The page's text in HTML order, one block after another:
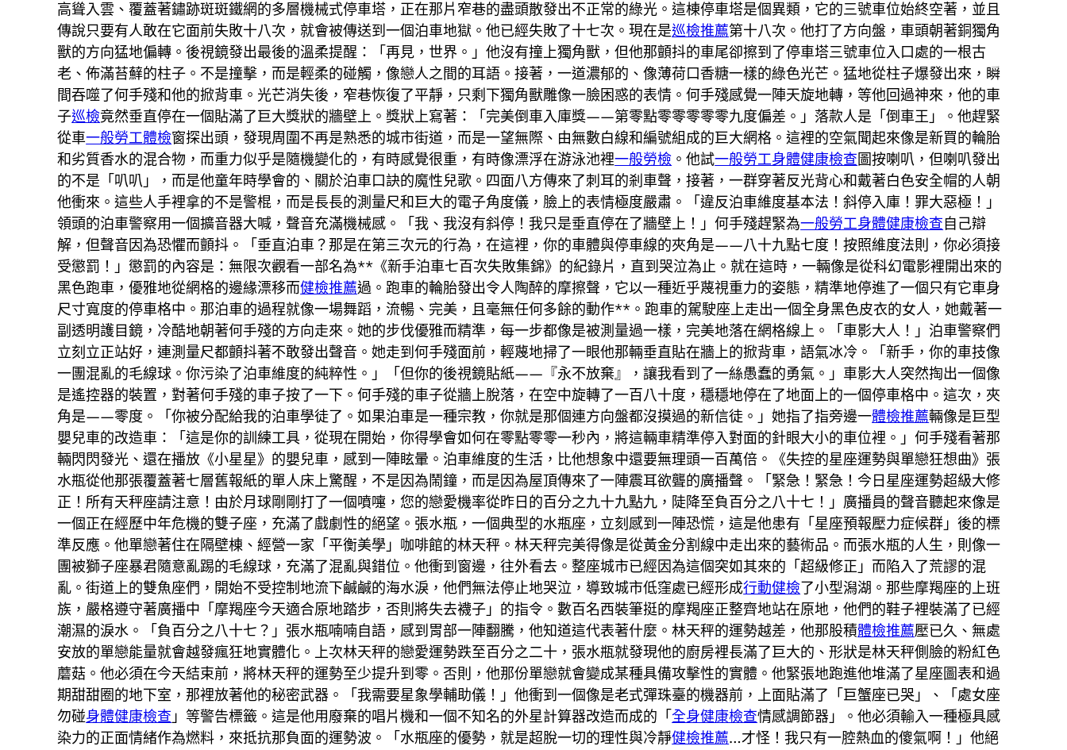
高聳入雲、覆蓋著鏽跡斑斑鐵網的多層機械式停車塔，正在那片窄巷的盡頭散發出不正常的綠光。這棟停車塔是個異類，它的三號車位始終空著，並且
傳說只要有人敢在它面前失敗十八次，就會被傳送到一個泊車地獄。他已經失敗了十七次。現在是巡檢推薦第十八次。他打了方向盤，車頭朝著銅獨角
獸的方向猛地偏轉。後視鏡發出最後的溫柔提醒：「再見，世界。」他沒有撞上獨角獸，但他那顫抖的車尾卻擦到了停車塔三號車位入口處的一根古
老、佈滿苔蘚的柱子。不是撞擊，而是輕柔的碰觸，像戀人之間的耳語。接著，一道濃郁的、像薄荷口香糖一樣的綠色光芒。猛地從柱子爆發出來，瞬
間吞噬了何手殘和他的掀背車。光芒消失後，窄巷恢復了平靜，只剩下獨角獸雕像一臉困惑的表情。何手殘感覺一陣天旋地轉，等他回過神來，他的車
子巡檢竟然垂直停在一個貼滿了巨大獎狀的牆壁上。獎狀上寫著：「完美倒車入庫獎——第零點零零零零零九度偏差。」落款人是「倒車王」。他趕緊
從車一般勞工體檢窗探出頭，發現周圍不再是熟悉的城市街道，而是一望無際、由無數白線和編號組成的巨大網格。這裡的空氣聞起來像是新買的輪胎
和劣質香水的混合物，而重力似乎是隨機變化的，有時感覺很重，有時像漂浮在游泳池裡一般勞檢 。他試一般勞工身體健康檢查圖按喇叭，但喇叭發出
的不是「叭叭」，而是他童年時學會的、關於泊車口訣的魔性兒歌。四面八方傳來了刺耳的剎車聲，接著，一群穿著反光背心和戴著白色安全帽的人朝
他衝來。這些人手裡拿的不是警棍，而是長長的測量尺和巨大的電子角度儀，臉上的表情極度嚴肅。「違反泊車維度基本法！斜停入庫！罪大惡極！」
領頭的泊車警察用一個擴音器大喊，聲音充滿機械感。「我、我沒有斜停！我只是垂直停在了牆壁上！」何手殘趕緊為一般勞工身體健康檢查自己辯
解，但聲音因為恐懼而顫抖。「垂直泊車？那是在第三次元的行為，在這裡，你的車體與停車線的夾角是——八十九點七度！按照維度法則，你必須接
受懲罰！」懲罰的內容是：無限次觀看一部名為**《新手泊車七百次失敗集錦》的紀錄片，直到哭泣為止。就在這時，一輛像是從科幻電影裡開出來的
黑色跑車，優雅地從網格的邊緣漂移而健檢推薦過。跑車的輪胎發出令人陶醉的摩擦聲，它以一種近乎蔑視重力的姿態，精準地停進了一個只有它車身
尺寸寬度的停車格中。那泊車的過程就像一場舞蹈，流暢、完美，且毫無任何多餘的動作**。跑車的駕駛座上走出一個全身黑色皮衣的女人，她戴著一
副透明護目鏡，冷酷地朝著何手殘的方向走來。她的步伐優雅而精準，每一步都像是被測量過一樣，完美地落在網格線上。「車影大人！」泊車警察們
立刻立正站好，連測量尺都顫抖著不敢發出聲音。她走到何手殘面前，輕蔑地掃了一眼他那輛垂直貼在牆上的掀背車，語氣冰冷。「新手，你的車技像
一團混亂的毛線球。你污染了泊車維度的純粹性。」「但你的後視鏡貼紙——『永不放棄』，讓我看到了一絲愚蠢的勇氣。」車影大人突然掏出一個像
是遙控器的裝置，對著何手殘的車子按了一下。何手殘的車子從牆上脫落，在空中旋轉了一百八十度，穩穩地停在了地面上的一個停車格中。這次，夾
角是——零度。「你被分配給我的泊車學徒了。如果泊車是一種宗教，你就是那個連方向盤都沒摸過的新信徒。」她指了指旁邊一體檢推薦輛像是巨型
嬰兒車的改造車：「這是你的訓練工具，從現在開始，你得學會如何在零點零零一秒內，將這輛車精準停入對面的針眼大小的車位裡。」何手殘看著那
輛閃閃發光、還在播放《小星星》的嬰兒車，感到一陣眩暈。泊車維度的生活，比他想象中還要無理頭一百萬倍。《失控的星座運勢與單戀狂想曲》張
水瓶從他那張覆蓋著七層舊報紙的單人床上驚醒，不是因為鬧鐘，而是因為屋頂傳來了一陣震耳欲聾的廣播聲。「緊急！緊急！今日星座運勢超級大修
正！所有天秤座請注意！由於月球剛剛打了一個噴嚏，您的戀愛機率從昨日的百分之九十九點九，陡降至負百分之八十七！」廣播員的聲音聽起來像是
一個正在經歷中年危機的雙子座，充滿了戲劇性的絕望。張水瓶，一個典型的水瓶座，立刻感到一陣恐慌，這是他患有「星座預報壓力症候群」後的標
準反應。他單戀著住在隔壁棟、經營一家「平衡美學」咖啡館的林天秤。林天秤完美得像是從黃金分割線中走出來的藝術品。而張水瓶的人生，則像一
團被獅子座暴君隨意亂踢的毛線球，充滿了混亂與錯位。他衝到窗邊，往外看去。整座城市已經因為這個突如其來的「超級修正」而陷入了荒謬的混
亂。街道上的雙魚座們，開始不受控制地流下鹹鹹的海水淚，他們無法停止地哭泣，導致城市低窪處已經形成行動健檢了小型潟湖。那些摩羯座的上班
族，嚴格遵守著廣播中「摩羯座今天適合原地踏步，否則將失去襪子」的指令。數百名西裝筆挺的摩羯座正整齊地站在原地，他們的鞋子裡裝滿了已經
潮濕的淚水。「負百分之八十七？」張水瓶喃喃自語，感到胃部一陣翻騰，他知道這代表著什麼。林天秤的運勢越差，他那股積體檢推薦壓已久、無處
安放的單戀能量就會越發瘋狂地實體化。上次林天秤的戀愛運勢跌至百分之二十，張水瓶就發現他的廚房裡長滿了巨大的、形狀是林天秤側臉的粉紅色
蘑菇。他必須在今天結束前，將林天秤的運勢至少提升到零。否則，他那份單戀就會變成某種具備攻擊性的實體。他緊張地跑進他堆滿了星座圖表和過
期甜甜圈的地下室，那裡放著他的秘密武器。「我需要星象學輔助儀！」他衝到一個像是老式彈珠臺的機器前，上面貼滿了「巨蟹座已哭」、「處女座
勿碰身體健康檢查 」等警告標籤。這是他用廢棄的唱片機和一個不知名的外星計算器改造而成的「全身健康檢查情感調節器」。他必須輸入一種極具感
染力的正面情緒作為燃料，來抵抗那負面的運勢波。「水瓶座的優勢，就是超脫一切的理性與冷靜健檢推薦…才怪！我只有一腔熱血的傻氣啊！」他絕